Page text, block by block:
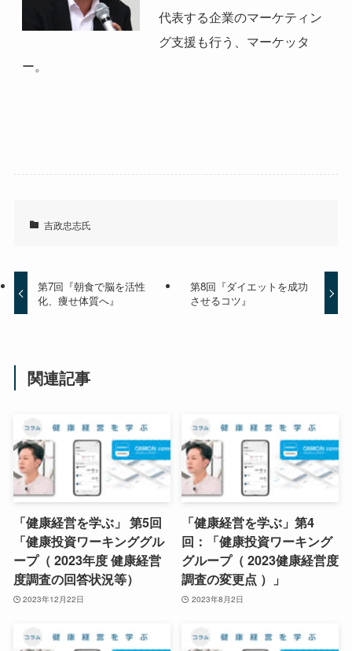
代表する企業のマーケティン
グ支援も行う、マーケッタ
ー。
吉政忠志氏
第7回『朝食で脳を活性
化、痩せ体質へ』
第8回『ダイエットを成功
させるコツ』
関連記事
「健康経営を学ぶ」 第5回
「健康投資ワーキンググル
ープ（ 2023年度 健康経営
度調査の回答状況等）
2023年12月22日
「健康経営を学ぶ」第4
回：「健康投資ワーキング
グループ（ 2023健康経営度
調査の変更点 ）」
2023年8月2日